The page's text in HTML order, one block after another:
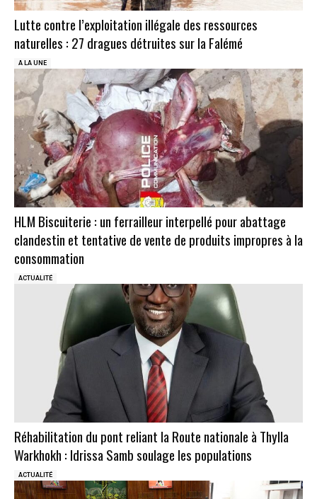
Lutte contre l’exploitation illégale des ressources
naturelles : 27 dragues détruites sur la Falémé
A LA UNE
HLM Biscuiterie : un ferrailleur interpellé pour abattage
clandestin et tentative de vente de produits impropres à la
consommation
ACTUALITÉ
Réhabilitation du pont reliant la Route nationale à Thylla
Warkhokh : Idrissa Samb soulage les populations
ACTUALITÉ